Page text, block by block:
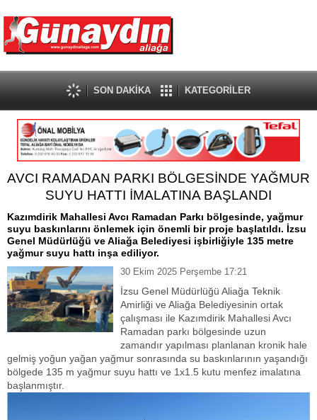
SON DAKİKA KATEGORİLER
AVCI RAMADAN PARKI BÖLGESİNDE YAĞMUR
SUYU HATTI İMALATINA BAŞLANDI
Kazımdirik Mahallesi Avcı Ramadan Parkı bölgesinde, yağmur
suyu baskınlarını önlemek için önemli bir proje başlatıldı. İzsu
Genel Müdürlüğü ve Aliağa Belediyesi işbirliğiyle 135 metre
yağmur suyu hattı inşa ediliyor.
30 Ekim 2025 Perşembe 17:21
İzsu Genel Müdürlüğü Aliağa Teknik
Amirliği ve Aliağa Belediyesinin ortak
çalışması ile Kazımdirik Mahallesi Avcı
Ramadan parkı bölgesinde uzun
zamandır yapılması planlanan kronik hale
gelmiş yoğun yağan yağmur sonrasında su baskınlarının yaşandığı
bölgede 135 m yağmur suyu hattı ve 1x1.5 kutu menfez imalatına
başlanmıştır.